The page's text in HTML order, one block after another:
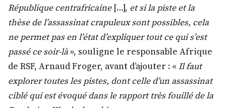
République centrafricaine […], et si la piste et la
thèse de l’assassinat crapuleux sont possibles, cela
ne permet pas en l’état d’expliquer tout ce qui s’est
passé ce soir-là», souligne le responsable Afrique
de RSF, Arnaud Froger, avant d’ajouter : «Il faut
explorer toutes les pistes, dont celle d’un assassinat
ciblé qui est évoqué dans le rapport très fouillé de la